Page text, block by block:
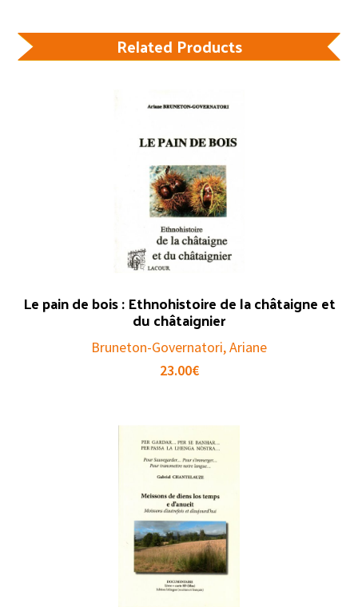
Related Products
Le pain de bois : Ethnohistoire de la châtaigne et
du châtaignier
Bruneton-Governatori, Ariane
23.00€